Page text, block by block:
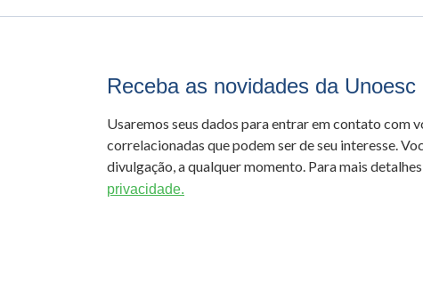
Receba as novidades da Unoesc
Usaremos seus dados para entrar em contato com
correlacionadas que podem ser de seu interesse.
divulgação, a qualquer momento. Para mais
privacidade.